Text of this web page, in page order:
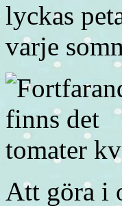
lyckas
varje
Att göra i